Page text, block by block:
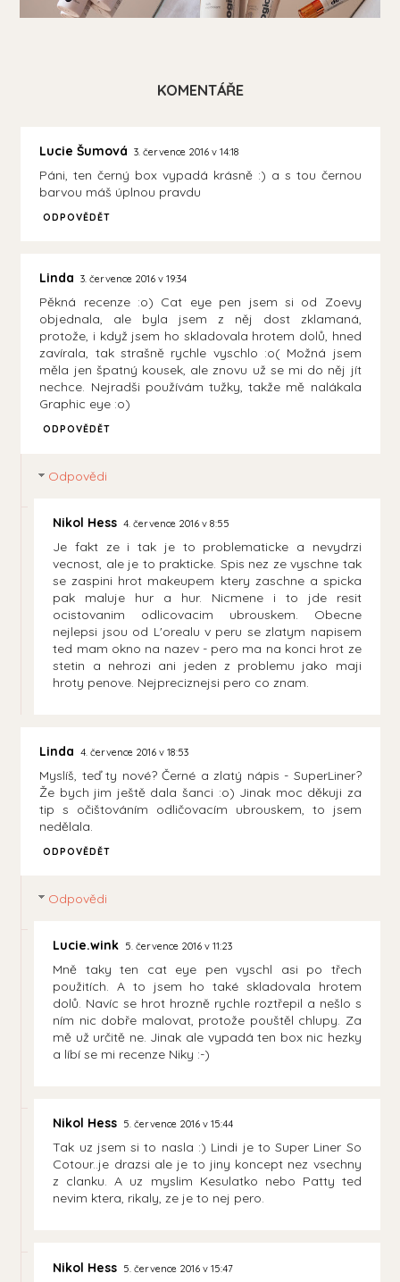
KOMENTÁŘE
Lucie Šumová 3. července 2016 v 14:18
Páni, ten černý box vypadá krásně :) a s tou černou
barvou máš úplnou pravdu
ODPOVĚDĚT
Linda 3. července 2016 v 19:34
Pěkná recenze :o) Cat eye pen jsem si od Zoevy
objednala, ale byla jsem z něj dost zklamaná,
protože, i když jsem ho skladovala hrotem dolů, hned
zavírala, tak strašně rychle vyschlo :o( Možná jsem
měla jen špatný kousek, ale znovu už se mi do něj jít
nechce. Nejradši používám tužky, takže mě nalákala
Graphic eye :o)
ODPOVĚDĚT
Odpovědi
Nikol Hess 4. července 2016 v 8:55
Je fakt ze i tak je to problematicke a nevydrzi
vecnost, ale je to prakticke. Spis nez ze vyschne tak
se zaspini hrot makeupem ktery zaschne a spicka
pak maluje hur a hur. Nicmene i to jde resit
ocistovanim odlicovacim ubrouskem. Obecne
nejlepsi jsou od L'orealu v peru se zlatym napisem
ted mam okno na nazev - pero ma na konci hrot ze
stetin a nehrozi ani jeden z problemu jako maji
hroty penove. Nejpreciznejsi pero co znam.
Linda 4. července 2016 v 18:53
Myslíš, teď ty nové? Černé a zlatý nápis - SuperLiner?
Že bych jim ještě dala šanci :o) Jinak moc děkuji za
tip s očištováním odličovacím ubrouskem, to jsem
nedělala.
ODPOVĚDĚT
Odpovědi
Lucie.wink 5. července 2016 v 11:23
Mně taky ten cat eye pen vyschl asi po třech
použitích. A to jsem ho také skladovala hrotem
dolů. Navíc se hrot hrozně rychle roztřepil a nešlo s
ním nic dobře malovat, protože pouštěl chlupy. Za
mě už určitě ne. Jinak ale vypadá ten box nic hezky
a líbí se mi recenze Niky :-)
Nikol Hess 5. července 2016 v 15:44
Tak uz jsem si to nasla :) Lindi je to Super Liner So
Cotour..je drazsi ale je to jiny koncept nez vsechny
z clanku. A uz myslim Kesulatko nebo Patty ted
nevim ktera, rikaly, ze je to nej pero.
Nikol Hess 5. července 2016 v 15:47